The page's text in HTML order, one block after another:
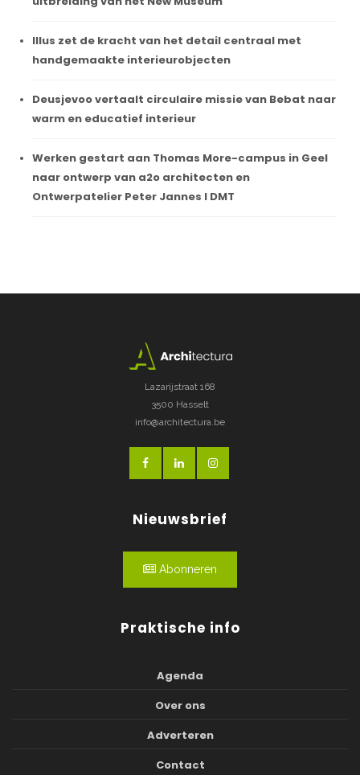
Illus zet de kracht van het detail centraal met
handgemaakte interieurobjecten
Deusjevoo vertaalt circulaire missie van Bebat naar
warm en educatief interieur
Werken gestart aan Thomas More-campus in Geel
naar ontwerp van a2o architecten en
Ontwerpatelier Peter Jannes I DMT
Lazarijstraat 168
3500 Hasselt
info@architectura.be
Nieuwsbrief
Abonneren
Praktische info
Agenda
Over ons
Adverteren
Contact